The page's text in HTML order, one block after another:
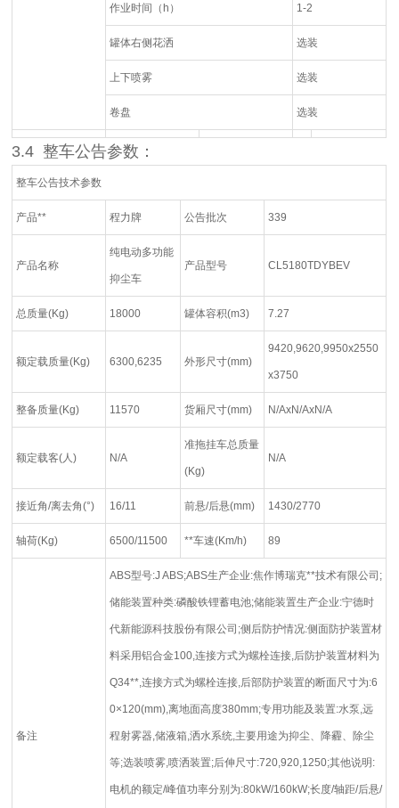
作业时间（h） 1-2
罐体右侧花洒 选装
上下喷雾 选装
卷盘 选装
3.4整车公告参数 ：
整车公告技术参数
产品** 程力牌 公告批次 339
产品名称
纯电动多功能
抑尘车
产品型号 CL5180TDYBEV
总质量(Kg) 18000 罐体容积(m3) 7.27
额定载质量(Kg) 6300,6235 外形尺寸(mm)
9420,9620,9950x2550
x3750
整备质量(Kg) 11570 货厢尺寸(mm) N/AxN/AxN/A
额定载客(人) N/A
准拖挂车总质量
(Kg)
N/A
接近角/离去角(°) 16/11 前悬/后悬(mm) 1430/2770
轴荷(Kg) 6500/11500 **车速(Km/h) 89
备注
ABS型号:J ABS;ABS生产企业:焦作博瑞克**技术有限公司;
储能装置种类:磷酸铁锂蓄电池;储能装置生产企业:宁德时
代新能源科技股份有限公司;侧后防护情况:侧面防护装置材
料采用铝合金100,连接方式为螺栓连接,后防护装置材料为
Q34**,连接方式为螺栓连接,后部防护装置的断面尺寸为:6
0×120(mm),离地面高度380mm;专用功能及装置:水泵,远
程射雾器,储液箱,洒水系统,主要用途为抑尘、降霾、除尘
等;选装喷雾,喷洒装置;后伸尺寸:720,920,1250;其他说明:
电机的额定/峰值功率分别为:80kW/160kW;长度/轴距/后悬/